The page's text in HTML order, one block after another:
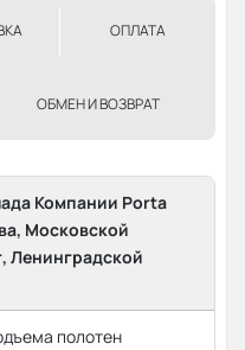
ОПЛАТА
ОБМЕН И ВОЗВРАТ
Компании Porta
Московской
Ленинградской
полотен